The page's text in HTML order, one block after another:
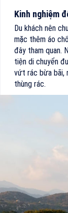
Kinh nghiệm
Du khách nên
mặc thêm áo
đây tham quan.
tiện di chuyển
vứt rác bừa bãi,
thùng rác.